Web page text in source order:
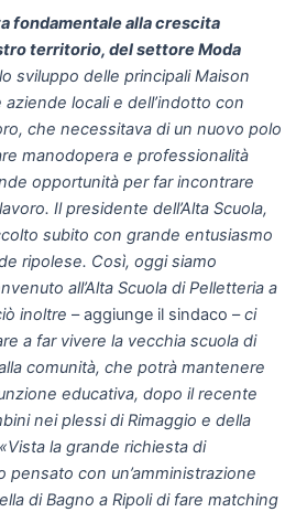
fondamentale alla crescita
territorio, del settore Moda
sviluppo delle principali Maison
locali e dell’indotto con
che necessitava di un nuovo polo
manodopera e professionalità
opportunità per far incontrare
Il presidente dell’Alta Scuola,
subito con grande entusiasmo
ripolese. Così, oggi siamo
all’Alta Scuola di Pelletteria a
inoltre – aggiunge il sindaco –ci
a far vivere la vecchia scuola di
comunità, che potrà mantenere
educativa, dopo il recente
nei plessi di Rimaggio e della
«Vista la grande richiesta di
pensato con un’amministrazione
di Bagno a Ripoli di fare matching